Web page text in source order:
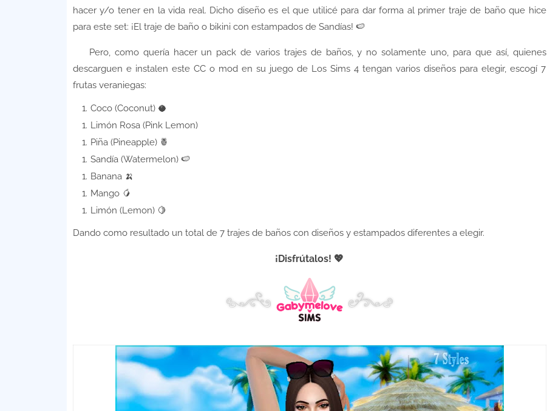
hacer y/o tener en la vida real. Dicho diseño es el que utilicé para dar forma al primer traje de baño que hice
para este set: ¡El traje de baño o bikini con estampados de Sandías! 🍉
Pero, como quería hacer un pack de varios trajes de baños, y no solamente uno, para que así, quienes
descarguen e instalen este CC o mod en su juego de Los Sims 4 tengan varios diseños para elegir, escogí 7
frutas veraniegas:
Coco (Coconut) 🥥
Limón Rosa (Pink Lemon)
Piña (Pineapple) 🍍
Sandía (Watermelon) 🍉
Banana 🍌
Mango 🥭
Limón (Lemon) 🍋
Dando como resultado un total de 7 trajes de baños con diseños y estampados diferentes a elegir.
¡Disfrútalos! 💖